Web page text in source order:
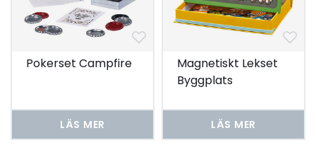
Pokerset Campfire
LÄS MER
Magnetiskt Lekset
Byggplats
LÄS MER